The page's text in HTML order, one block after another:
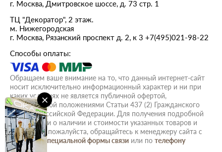
г. Москва, Дмитровское шоссе, д. 73 стр. 1
ТЦ "Декоратор", 2 этаж.
м. Нижегородская
г. Москва, Рязанский проспект д. 2, к 3 +7(495)021-98-22
Способы оплаты:
Обращаем ваше внимание на то, что данный интернет-сайт
носит исключительно информационный характер и ни при
каких условиях не является публичной офертой,
определяемой положениями Статьи 437 (2) Гражданского
кодекса Российской Федерации. Для получения подробной
информации о наличии и стоимости указанных товаров и
(или) услуг, пожалуйста, обращайтесь к менеджеру сайта с
помощьюспециальной формы связи или по телефону